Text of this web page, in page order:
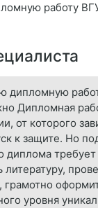
работу
дипломную
Дипломная
от которого
к защите. Но
диплома
литературу,
грамотно
уровня